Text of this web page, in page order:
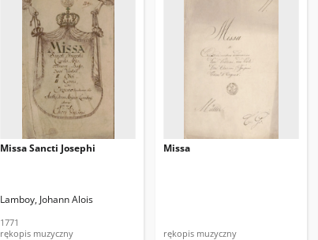
Missa Sancti Josephi
Lamboy, Johann Alois
1771
rękopis muzyczny
Missa
rękopis muzyczny